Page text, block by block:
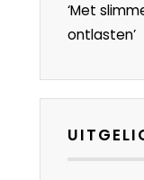
‘Met
ontlasten’